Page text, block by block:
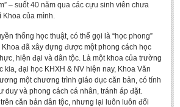
– suốt 40 năm qua các cựu sinh viên chưa
Khoa của mình.
thống học thuật, có thể gọi là “học phong”
đã xây dựng được một phong cách học
hiện đại và dân tộc. Là một khoa của trường
kia, đại học KHXH & NV hiện nay, Khoa Văn
một chương trình giáo dục căn bản, có tính
duy và phong cách cá nhân, tránh áp đặt.
căn bản dân tộc, nhưng lại luôn luôn đổi